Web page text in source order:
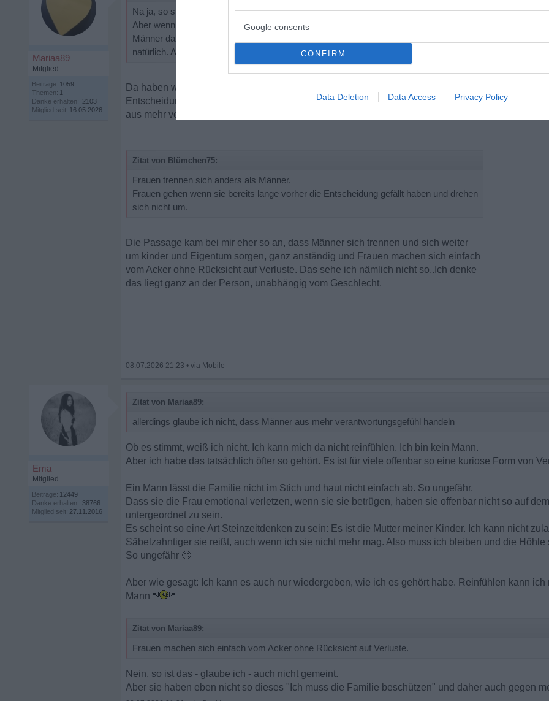
Google consents
CONFIRM
Data Deletion Data Access Privacy Policy
Mariaa89
Mitglied
Beiträge: 1059
Themen: 1
Danke erhalten: 2103
Mitglied seit: 16.05.2026
Na ja, so stimmt das ja auch nicht.
Aber wenn Frauen sich ernsthaft anderweitig verlieben, dann neigen sie viel eher als
Männer dazu, klare Verhältnisse zu schaffen und ihre Ehe zu verlassen. Nicht alle
natürlich. Aber so im Schnitt
Da haben wir uns glaube ich missverstanden. Das Frauen da klarer in ohren
Entscheidungen sind, glaube ich auch, allerdings glaube ich nicht, dass Männer
aus mehr verantwortungsgefühl handeln.
Zitat von Blümchen75:
Frauen trennen sich anders als Männer.
Frauen gehen wenn sie bereits lange vorher die Entscheidung gefällt haben und drehen
sich nicht um.
Die Passage kam bei mir eher so an, dass Männer sich trennen und sich weiter
um kinder und Eigentum sorgen, ganz anständig und Frauen machen sich einfach
vom Acker ohne Rücksicht auf Verluste. Das sehe ich nämlich nicht so..Ich denke
das liegt ganz an der Person, unabhängig vom Geschlecht.
08.07.2026 21:23 •
Ema
Mitglied
Beiträge: 12449
Danke erhalten: 38766
Mitglied seit: 27.11.2016
Zitat von Mariaa89:
allerdings glaube ich nicht, dass Männer aus mehr verantwortungsgefühl handeln
Ob es stimmt, weiß ich nicht. Ich kann mich da nicht reinfühlen. Ich bin kein Mann.
Aber ich habe das tatsächlich öfter so gehört. Es ist für viele offenbar so eine kuriose Form von
Ein Mann lässt die Familie nicht im Stich und haut nicht einfach ab. So ungefähr.
Dass sie die Frau emotional verletzen, wenn sie sie betrügen, haben sie offenbar nicht so auf
untergeordnet zu sein.
Es scheint so eine Art Steinzeitdenken zu sein: Es ist die Mutter meiner Kinder. Ich kann nicht
Säbelzahntiger sie reißt, auch wenn ich sie nicht mehr mag. Also muss ich bleiben und die Höhle
So ungefähr 🙄
Aber wie gesagt: Ich kann es auch nur wiedergeben, wie ich es gehört habe. Reinfühlen kann
Mann
Zitat von Mariaa89:
Frauen machen sich einfach vom Acker ohne Rücksicht auf Verluste.
Nein, so ist das - glaube ich - auch nicht gemeint.
Aber sie haben eben nicht so dieses "Ich muss die Familie beschützen" und daher auch gegen